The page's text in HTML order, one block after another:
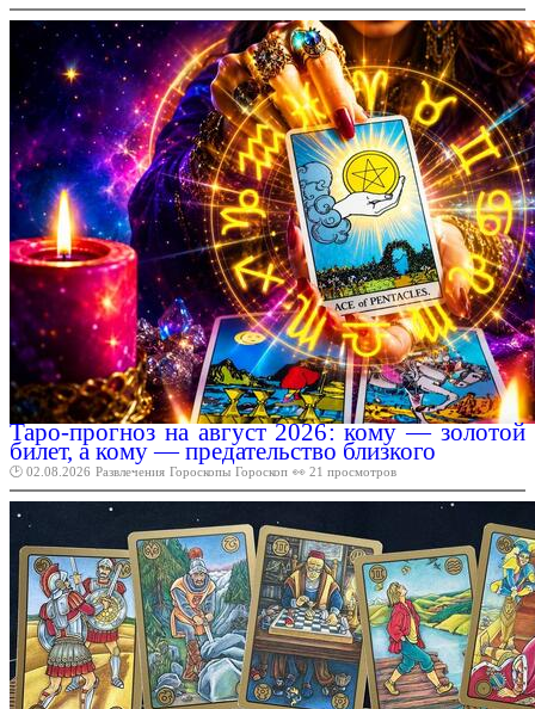
Таро-прогноз на август 2026: кому — золотой
билет, а кому — предательство близкого
🕑 02.08.2026 Развлечения Гороскопы Гороскоп 👀 21 просмотров